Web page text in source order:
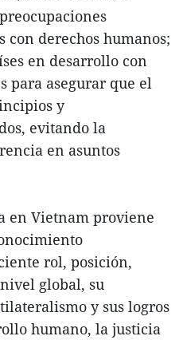
con derechos humanos;
en desarrollo con
para asegurar que el
y
evitando la
en asuntos
en Vietnam proviene
rol, posición,
global, su
y sus logros
humano, la justicia